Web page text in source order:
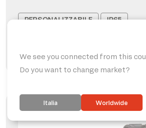
PERSONALIZZABILE
IP65